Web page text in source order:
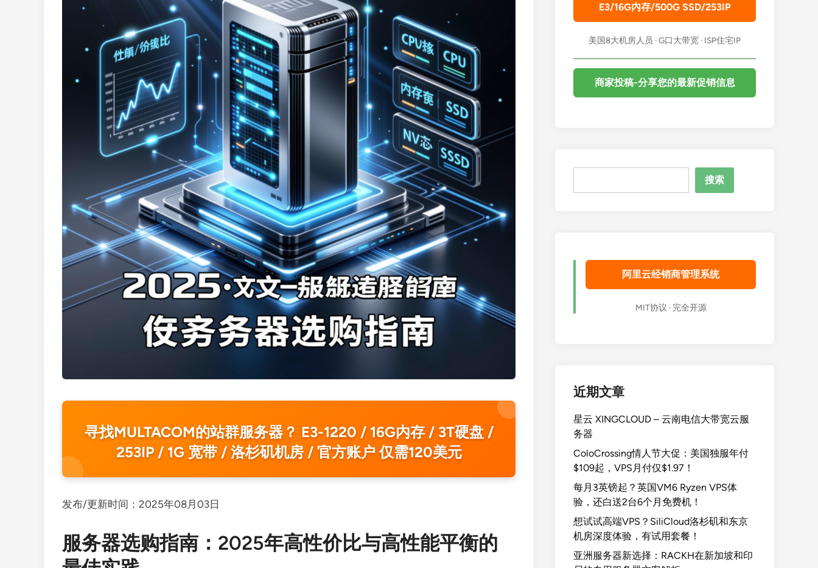
寻找MULTACOM的站群服务器？ E3-1220 / 16G内存 / 3T硬盘 /
253IP / 1G 宽带 / 洛杉矶机房 / 官方账户 仅需120美元
发布/更新时间：2025年08月03日
服务器选购指南：2025年高性价比与高性能平衡的
E3/16G内存/500G SSD/253IP
美国8大机房人员 · G口大带宽 · ISP住宅IP
商家投稿-分享您的最新促销信息
搜索
阿里云经销商管理系统
MIT协议 · 完全开源
近期文章
星云 XINGCLOUD – 云南电信大带宽云服
务器
ColoCrossing情人节大促：美国独服年付
$109起，VPS月付仅$1.97！
每月3英镑起？英国VM6 Ryzen VPS体
验，还白送2台6个月免费机！
想试试高端VPS？SiliCloud洛杉矶和东京
机房深度体验，有试用套餐！
亚洲服务器新选择：RACKH在新加坡和印